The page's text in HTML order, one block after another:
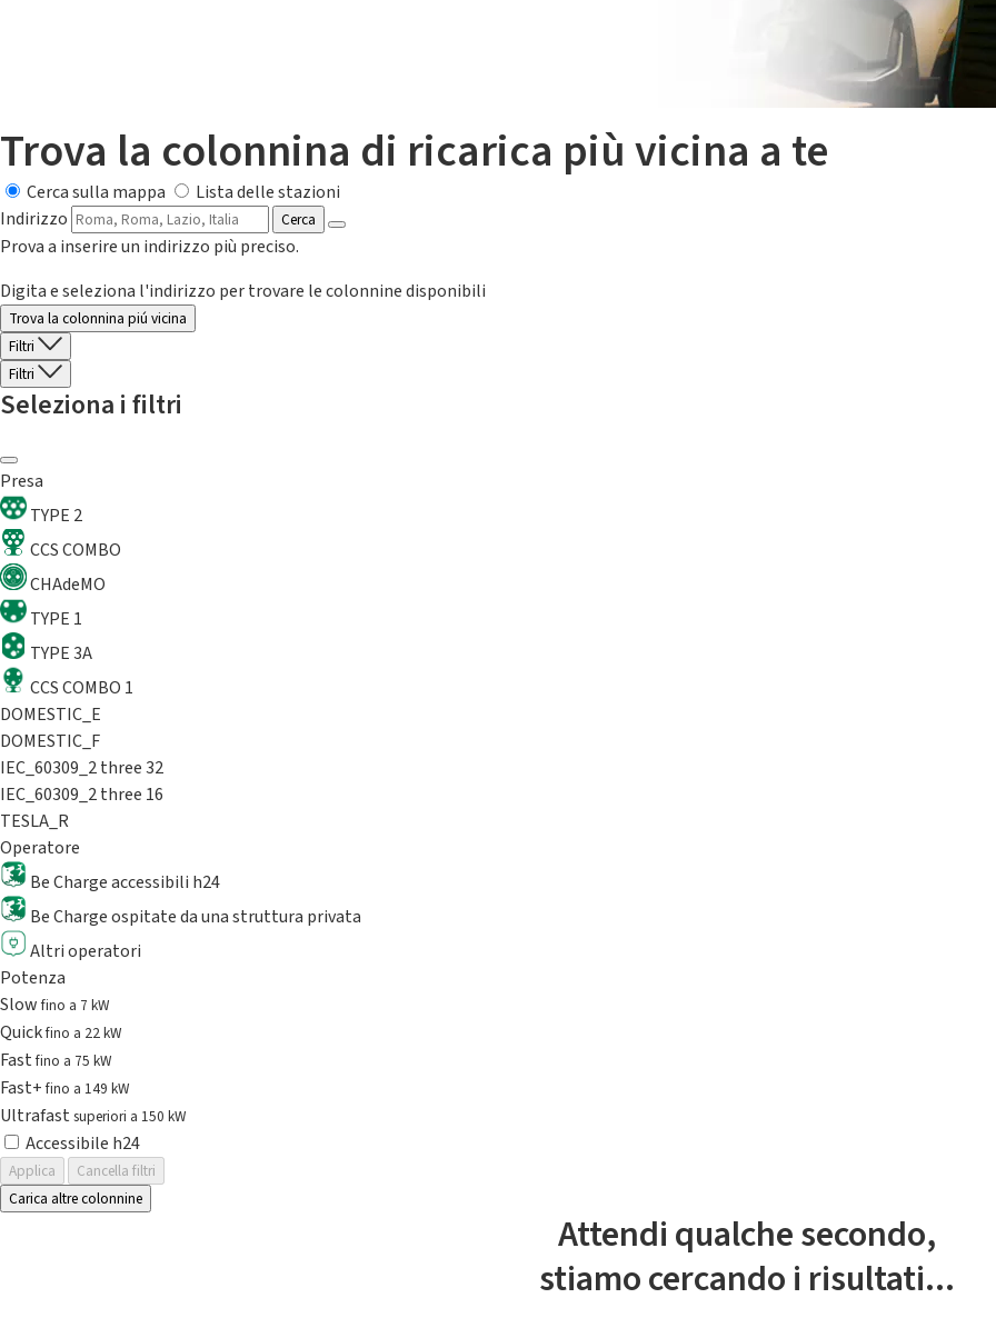
Trova la colonnina di ricarica più vicina a te
Cerca sulla mappa
Lista delle stazioni
Indirizzo
Cerca
Prova a inserire un indirizzo più preciso.
Digita e seleziona l'indirizzo per trovare le colonnine disponibili
Trova la colonnina piú vicina
Filtri
Filtri
Seleziona i filtri
Presa
TYPE 2
CCS COMBO
CHAdeMO
TYPE 1
TYPE 3A
CCS COMBO 1
DOMESTIC_E
DOMESTIC_F
IEC_60309_2 three 32
IEC_60309_2 three 16
TESLA_R
Operatore
Be Charge accessibili h24
Be Charge ospitate da una struttura privata
Altri operatori
Potenza
Slowfino a 7 kW
Quickfino a 22 kW
Fastfino a 75 kW
Fast+fino a 149 kW
Ultrafast superiori a 150 kW
Accessibile h24
Applica
Cancella filtri
Carica altre colonnine
Attendi qualche secondo,
stiamo cercando i risultati...